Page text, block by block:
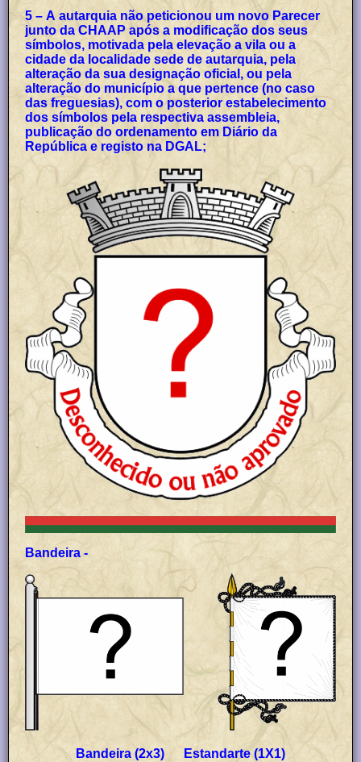
5 – A autarquia não peticionou um novo Parecer
junto da CHAAP após a modificação dos seus
símbolos, motivada pela elevação a vila ou a
cidade da localidade sede de autarquia, pela
alteração da sua designação oficial, ou pela
alteração do município a que pertence (no caso
das freguesias), com o posterior estabelecimento
dos símbolos pela respectiva assembleia,
publicação do ordenamento em Diário da
República e registo na DGAL;
Bandeira -
Bandeira (2x3) Estandarte (1X1)